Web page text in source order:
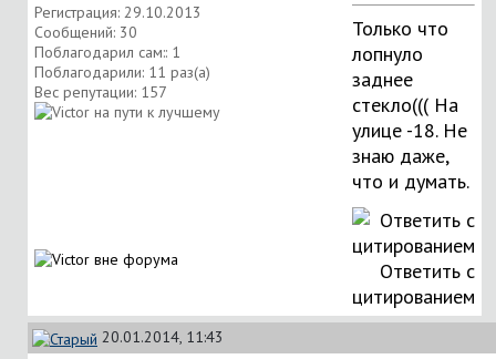
Регистрация: 29.10.2013
Сообщений: 30
Поблагодарил сам:: 1
Поблагодарили: 11 раз(а)
Вес репутации: 157
Только что
лопнуло
заднее
стекло((( На
улице -18. Не
знаю даже,
что и думать.
Ответить с
цитированием
20.01.2014, 11:43